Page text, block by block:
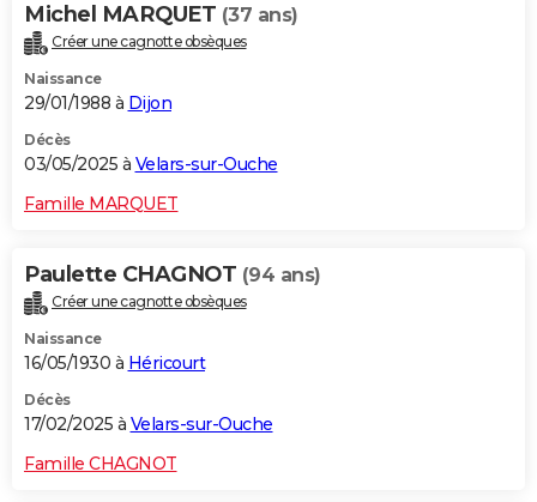
Michel MARQUET (37 ans)
Créer une cagnotte obsèques
Naissance
29/01/1988 à Dijon
Décès
03/05/2025 à Velars-sur-Ouche
Famille MARQUET
Paulette CHAGNOT (94 ans)
Créer une cagnotte obsèques
Naissance
16/05/1930 à Héricourt
Décès
17/02/2025 à Velars-sur-Ouche
Famille CHAGNOT